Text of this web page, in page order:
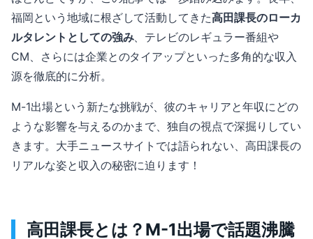
福岡という地域に根ざして活動してきた高田課長のローカ
ルタレントとしての強み、テレビのレギュラー番組や
CM、さらには企業とのタイアップといった多角的な収入
源を徹底的に分析。
M-1出場という新たな挑戦が、彼のキャリアと年収にどの
ような影響を与えるのかまで、独自の視点で深掘りしてい
きます。大手ニュースサイトでは語られない、高田課長の
リアルな姿と収入の秘密に迫ります！
高田課長とは？M-1出場で話題沸騰